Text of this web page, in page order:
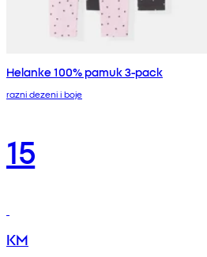
Helanke 100% pamuk 3-pack
razni dezeni i boje
15
KM